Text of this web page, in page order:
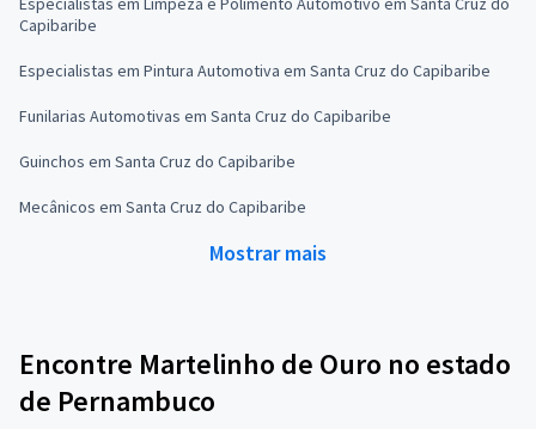
Capibaribe
Especialistas em Pintura Automotiva em Santa Cruz do Capibaribe
Funilarias Automotivas em Santa Cruz do Capibaribe
Guinchos em Santa Cruz do Capibaribe
Mecânicos em Santa Cruz do Capibaribe
Mostrar mais
Encontre Martelinho de Ouro no estado
de Pernambuco